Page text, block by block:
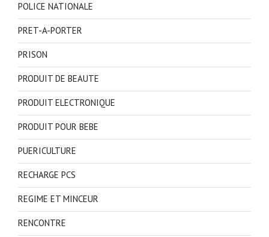
POLICE NATIONALE
PRET-A-PORTER
PRISON
PRODUIT DE BEAUTE
PRODUIT ELECTRONIQUE
PRODUIT POUR BEBE
PUERICULTURE
RECHARGE PCS
REGIME ET MINCEUR
RENCONTRE